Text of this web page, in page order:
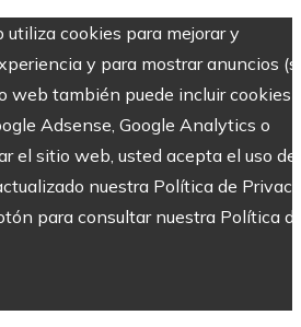
cookies para mejorar y
y para mostrar anuncios
web también puede incluir cookies
Adsense, Google Analytics o
el sitio web, usted acepta el uso de
nuestra Política de
para consultar nuestra Política